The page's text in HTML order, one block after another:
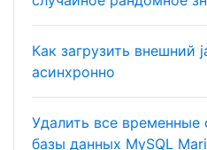
Как загрузить внешний
асинхронно
Удалить все временные
базы данных MySQL